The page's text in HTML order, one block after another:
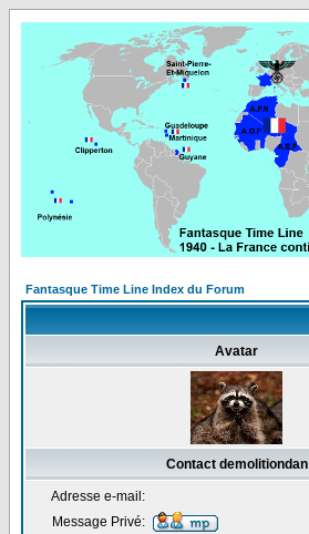
Fantasque Time Line Index du Forum
Avatar
Contact demolitiondan
Adresse e-mail:
Message Privé: